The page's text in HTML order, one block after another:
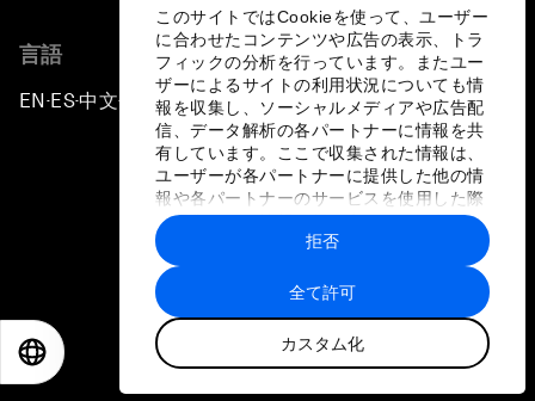
このサイトではCookieを使って、ユーザー
に合わせたコンテンツや広告の表示、トラ
フィックの分析を行っています。またユー
ザーによるサイトの利用状況についても情
報を収集し、ソーシャルメディアや広告配
信、データ解析の各パートナーに情報を共
有しています。ここで収集された情報は、
ユーザーが各パートナーに提供した他の情
報や各パートナーのサービスを使用した際
に収集された情報と組み合わされ、各パー
トナーによって使用されることがありま
す。
全て許可
カスタム化
拒否
言語
EN ▪ ES▪中文▪ 日本語
プライバシーポリシーと利用規約
サイトマップ
©
世界経済フォーラム